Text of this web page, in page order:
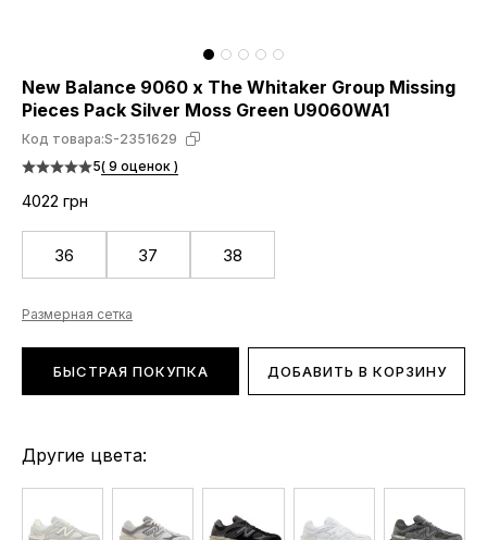
New Balance 9060 x The Whitaker Group Missing
Pieces Pack Silver Moss Green U9060WA1
Код товара:S-2351629
5( 9 оценок )
4022 грн
36 37 38
Размерная сетка
БЫСТРАЯ ПОКУПКА ДОБАВИТЬ В КОРЗИНУ
Другие цвета: